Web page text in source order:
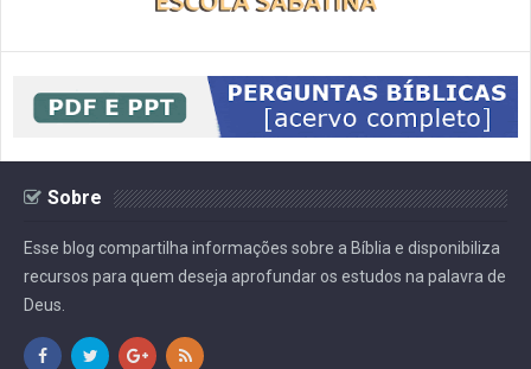
Sobre
Esse blog compartilha informações sobre a Bíblia e disponibiliza
recursos para quem deseja aprofundar os estudos na palavra de
Deus.